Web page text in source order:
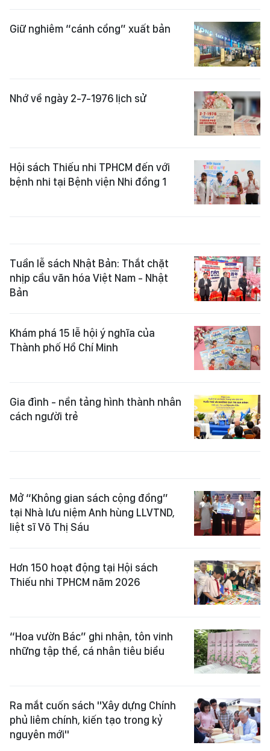
Giữ nghiêm “cánh cổng” xuất bản
Nhớ về ngày 2-7-1976 lịch sử
Hội sách Thiếu nhi TPHCM đến với
bệnh nhi tại Bệnh viện Nhi đồng 1
Tuần lễ sách Nhật Bản: Thắt chặt
nhịp cầu văn hóa Việt Nam - Nhật
Bản
Khám phá 15 lễ hội ý nghĩa của
Thành phố Hồ Chí Minh
Gia đình - nền tảng hình thành nhân
cách người trẻ
Mở “Không gian sách cộng đồng”
tại Nhà lưu niệm Anh hùng LLVTND,
liệt sĩ Võ Thị Sáu
Hơn 150 hoạt động tại Hội sách
Thiếu nhi TPHCM năm 2026
“Hoa vườn Bác” ghi nhận, tôn vinh
những tập thể, cá nhân tiêu biểu
Ra mắt cuốn sách "Xây dựng Chính
phủ liêm chính, kiến tạo trong kỷ
nguyên mới"